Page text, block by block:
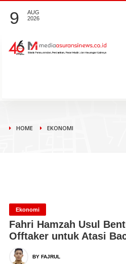
9
AUG
2026
HOME EKONOMI
Ekonomi
Fahri Hamzah Usul
Offtaker untuk Atasi
BY FAJRUL